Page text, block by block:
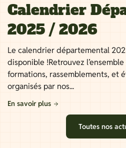
Calendrier
2025 / 2026
Le calendrier départemental
disponible !Retrouvez
formations, rassemblements, et
organisés par nos...
En savoir plus
Toutes nos